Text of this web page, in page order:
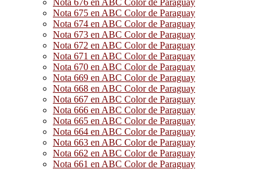
Nota 676 en ABC Color de Paraguay
Nota 675 en ABC Color de Paraguay
Nota 674 en ABC Color de Paraguay
Nota 673 en ABC Color de Paraguay
Nota 672 en ABC Color de Paraguay
Nota 671 en ABC Color de Paraguay
Nota 670 en ABC Color de Paraguay
Nota 669 en ABC Color de Paraguay
Nota 668 en ABC Color de Paraguay
Nota 667 en ABC Color de Paraguay
Nota 666 en ABC Color de Paraguay
Nota 665 en ABC Color de Paraguay
Nota 664 en ABC Color de Paraguay
Nota 663 en ABC Color de Paraguay
Nota 662 en ABC Color de Paraguay
Nota 661 en ABC Color de Paraguay